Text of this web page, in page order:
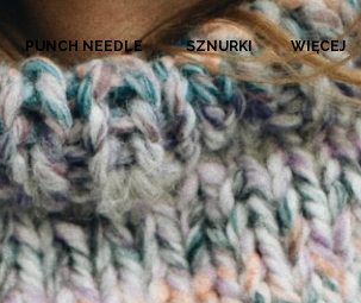
PUNCH NEEDLE SZNURKI WIĘCEJ